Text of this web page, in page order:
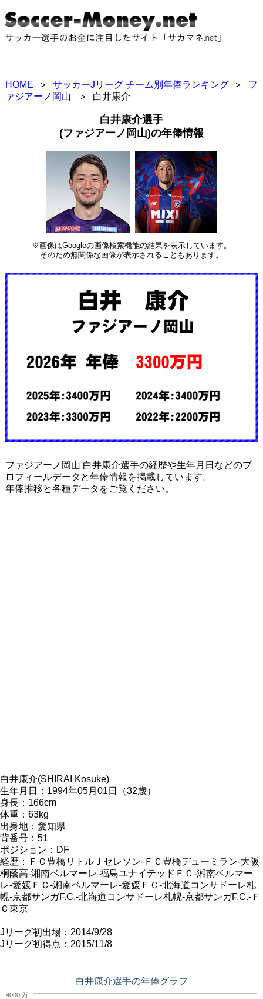
HOME ＞ サッカーJリーグ チーム別年俸ランキング ＞
フ
ァジアーノ岡山
＞ 白井康介
白井康介選手
(ファジアーノ岡山)の年俸情報
※画像はGoogleの画像検索機能の結果を表示しています。
そのため無関係な画像が表示されることもあります。
ファジアーノ岡山 白井康介選手の経歴や生年月日などのプ
ロフィールデータと年俸情報を掲載しています。
年俸推移と各種データをご覧ください。
白井康介(SHIRAI Kosuke)
生年月日：1994年05月01日（32歳）
身長：166cm
体重：63kg
出身地：愛知県
背番号：51
ポジション：DF
経歴：ＦＣ豊橋リトルＪセレソン-ＦＣ豊橋デューミラン-大阪
桐蔭高-湘南ベルマーレ-福島ユナイテッドＦＣ-湘南ベルマー
レ-愛媛ＦＣ-湘南ベルマーレ-愛媛ＦＣ-北海道コンサドーレ札
幌-京都サンガF.C.-北海道コンサドーレ札幌-京都サンガF.C.-Ｆ
Ｃ東京
Jリーグ初出場：2014/9/28
Jリーグ初得点：2015/11/8
白井康介選手の年俸グラフ
4000 万